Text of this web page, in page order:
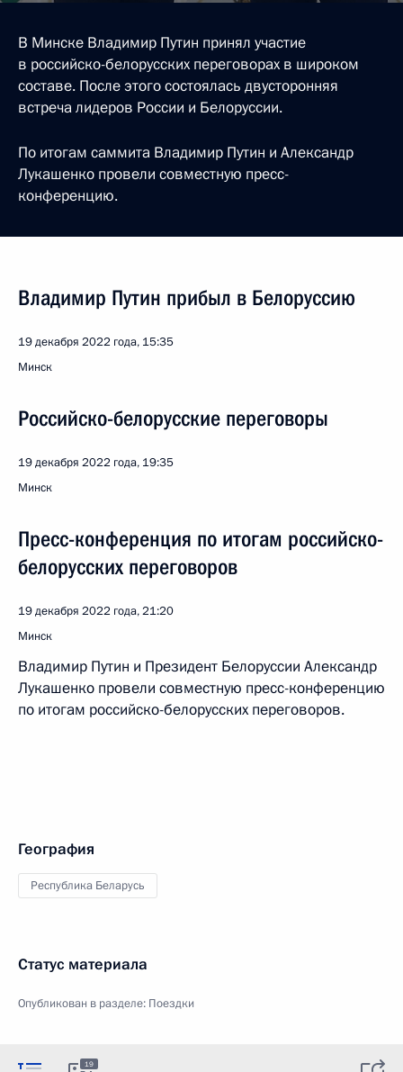
В Минске Владимир Путин принял участие
в российско-белорусских переговорах в широком
составе. После этого состоялась двусторонняя
встреча лидеров России и Белоруссии.
По итогам саммита Владимир Путин и Александр
Лукашенко провели совместную пресс-
конференцию.
Владимир Путин прибыл в Белоруссию
19 декабря 2022 года, 15:35
Минск
Российско-белорусские переговоры
19 декабря 2022 года, 19:35
Минск
Пресс-конференция по итогам российско-
белорусских переговоров
19 декабря 2022 года, 21:20
Минск
Владимир Путин и Президент Белоруссии Александр
Лукашенко провели совместную пресс-конференцию
по итогам российско-белорусских переговоров.
География
Республика Беларусь
Статус материала
Опубликован в разделе: Поездки
19